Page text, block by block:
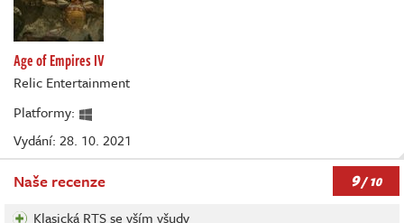
Age of Empires IV
Relic Entertainment
Platformy:
Vydání: 28. 10. 2021
Naše recenze 9/ 10
Klasická RTS se vším všudy